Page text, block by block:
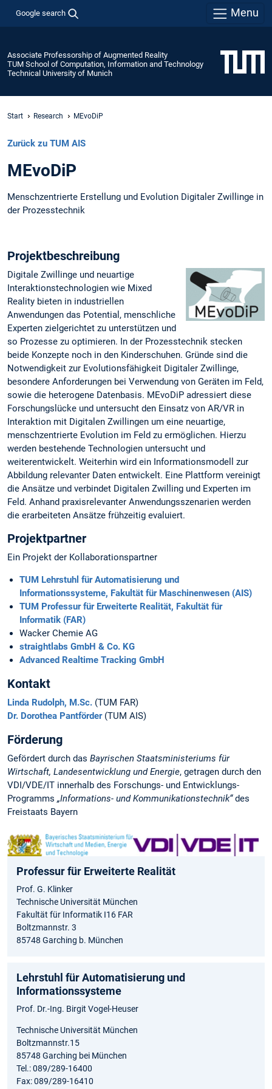
Google search Menu
Associate Professorship of Augmented Reality
TUM School of Computation, Information and Technology
Technical University of Munich
Start Research MEvoDiP
Zurück zu TUM AIS
MEvoDiP
Menschzentrierte Erstellung und Evolution Digitaler Zwillinge in
der Prozesstechnik
Projektbeschreibung
Digitale Zwillinge und neuartige
Interaktionstechnologien wie Mixed
Reality bieten in industriellen
Anwendungen das Potential, menschliche
Experten zielgerichtet zu unterstützen und
so Prozesse zu optimieren. In der Prozesstechnik stecken
beide Konzepte noch in den Kinderschuhen. Gründe sind die
Notwendigkeit zur Evolutionsfähigkeit Digitaler Zwillinge,
besondere Anforderungen bei Verwendung von Geräten im Feld,
sowie die heterogene Datenbasis. MEvoDiP adressiert diese
Forschungslücke und untersucht den Einsatz von AR/VR in
Interaktion mit Digitalen Zwillingen um eine neuartige,
menschzentrierte Evolution im Feld zu ermöglichen. Hierzu
werden bestehende Technologien untersucht und
weiterentwickelt. Weiterhin wird ein Informationsmodell zur
Abbildung relevanter Daten entwickelt. Eine Plattform vereinigt
die Ansätze und verbindet Digitalen Zwilling und Experten im
Feld. Anhand praxisrelevanter Anwendungsszenarien werden
die erarbeiteten Ansätze frühzeitig evaluiert.
Projektpartner
Ein Projekt der Kollaborationspartner
TUM Lehrstuhl für Automatisierung und
Informationssysteme, Fakultät für Maschinenwesen (AIS)
TUM Professur für Erweiterte Realität, Fakultät für
Informatik (FAR)
Wacker Chemie AG
straightlabs GmbH & Co. KG
Advanced Realtime Tracking GmbH
Kontakt
Linda Rudolph, M.Sc. (TUM FAR)
Dr. Dorothea Pantförder(TUM AIS)
Förderung
Gefördert durch das Bayrischen Staatsministeriums für
Wirtschaft, Landesentwicklung und Energie, getragen durch den
VDI/VDE/IT innerhalb des Forschungs- und Entwicklungs-
Programms „Informations- und Kommunikationstechnik“des
Freistaats Bayern
Professur für Erweiterte Realität
Prof. G. Klinker
Technische Universität München
Fakultät für Informatik I16 FAR
Boltzmannstr. 3
85748 Garching b. München
Lehrstuhl für Automatisierung und
Informationssysteme
Prof. Dr.-Ing. Birgit Vogel-Heuser
Technische Universität München
Boltzmannstr.15
85748 Garching bei München
Tel.: 089/289-16400
Fax: 089/289-16410